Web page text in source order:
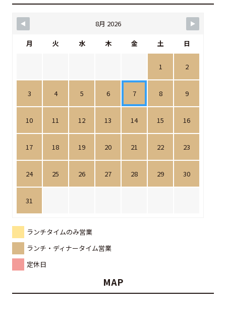
8月 2026
月 火 水 木 金 土 日
1 2
3 4 5 6 7 8 9
10 11 12 13 14 15 16
17 18 19 20 21 22 23
24 25 26 27 28 29 30
31
ランチタイムのみ営業
ランチ・ディナータイム営業
定休日
MAP